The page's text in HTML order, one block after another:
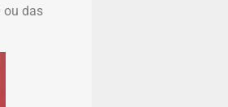
ou das